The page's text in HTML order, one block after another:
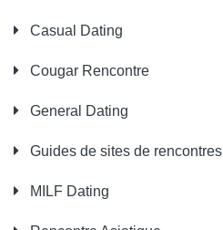
Casual Dating
Cougar Rencontre
General Dating
Guides de sites de rencontres
MILF Dating